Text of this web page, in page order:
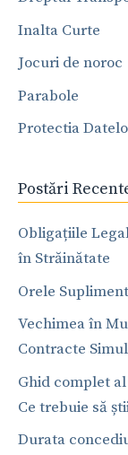
Inalta Curte
Jocuri de noroc
Parabole
Protectia
Postări
Obligațiile
în Străinătate
Orele
Vechimea în
Contracte
Ghid complet
Ce trebuie să
Durata